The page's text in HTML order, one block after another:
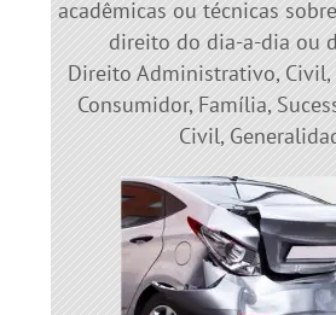
acadêmicas ou técnicas
direito do dia-a-dia ou
Direito Administrativo, Civil,
Consumidor, Família,
Civil,